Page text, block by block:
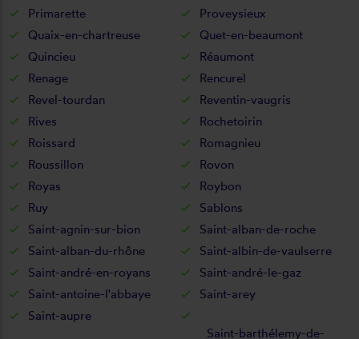
Primarette
Proveysieux
Quaix-en-chartreuse
Quet-en-beaumont
Quincieu
Réaumont
Renage
Rencurel
Revel-tourdan
Reventin-vaugris
Rives
Rochetoirin
Roissard
Romagnieu
Roussillon
Rovon
Royas
Roybon
Ruy
Sablons
Saint-agnin-sur-bion
Saint-alban-de-roche
Saint-alban-du-rhône
Saint-albin-de-vaulserre
Saint-andré-en-royans
Saint-andré-le-gaz
Saint-antoine-l'abbaye
Saint-arey
Saint-aupre
Saint-barthélemy-de-